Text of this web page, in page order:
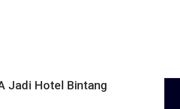
Jadi Hotel Bintang